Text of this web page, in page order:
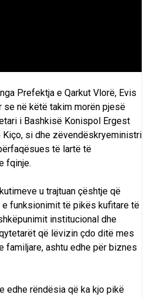
Prefektja e Qarkut Vlorë, Evis
se në këtë takim morën pjesë
i Bashkisë Konispol Ergest
si dhe zëvendëskryeministri
të lartë të
fqinje.
u trajtuan çështje që
funksionimit të pikës kufitare të
institucional dhe
që lëvizin çdo ditë mes
familjare, ashtu edhe për biznes
edhe rëndësia që ka kjo pikë